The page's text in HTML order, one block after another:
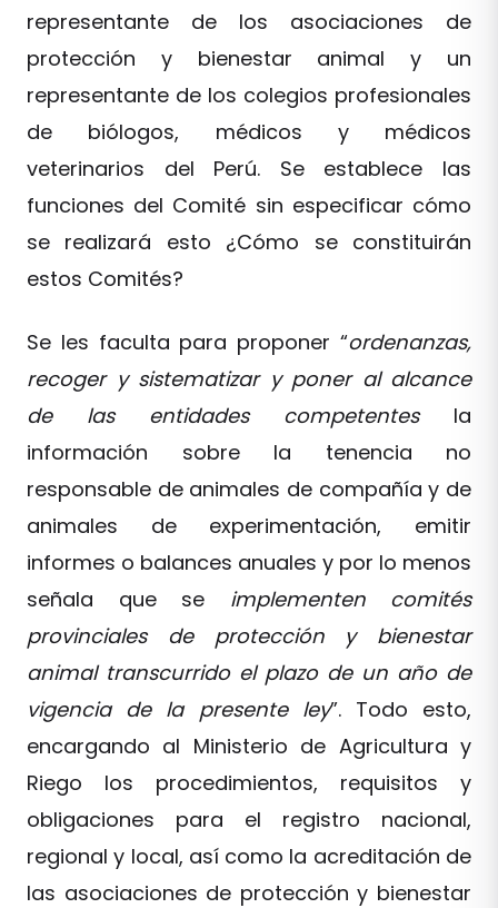
representante de los asociaciones de
protección y bienestar animal y un
representante de los colegios profesionales
de biólogos, médicos y médicos
veterinarios del Perú. Se establece las
funciones del Comité sin especificar cómo
se realizará esto ¿Cómo se constituirán
estos Comités?
Se les faculta para proponer “ordenanzas,
recoger y sistematizar y poner al alcance
de las entidades competentesla
información sobre la tenencia no
responsable de animales de compañía y de
animales de experimentación, emitir
informes o balances anuales y por lo menos
señala que se implementen comités
provinciales de protección y bienestar
animal transcurrido el plazo de un año de
vigencia de la presente ley”. Todo esto,
encargando al Ministerio de Agricultura y
Riego los procedimientos, requisitos y
obligaciones para el registro nacional,
regional y local, así como la acreditación de
las asociaciones de protección y bienestar